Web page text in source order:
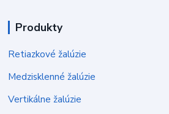
Produkty
Retiazkové žalúzie
Medzisklenné žalúzie
Vertikálne žalúzie